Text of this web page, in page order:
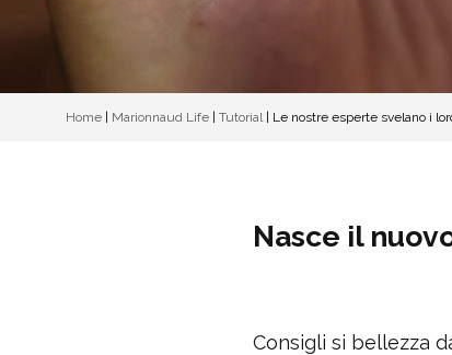
Home Marionnaud Life Tutorial| Le nostre esperte svelano i
Nasce il
Consigli si bellezza